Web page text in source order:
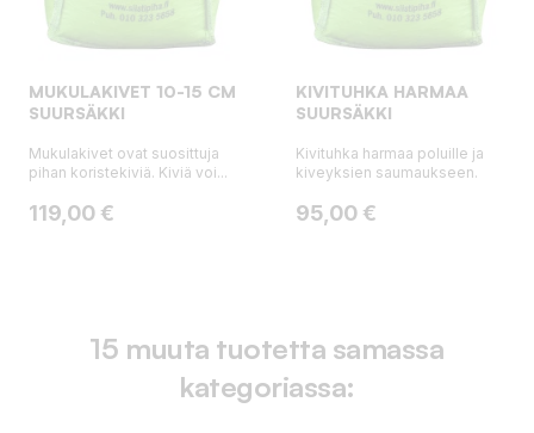
MUKULAKIVET 10-15 CM
SUURSÄKKI
Mukulakivet ovat suosittuja
pihan koristekiviä. Kiviä voi...
Hinta
119,00 €
KIVITUHKA HARMAA
SUURSÄKKI
Kivituhka harmaa poluille ja
kiveyksien saumaukseen.
Hinta
95,00 €
15 muuta tuotetta samassa
kategoriassa: